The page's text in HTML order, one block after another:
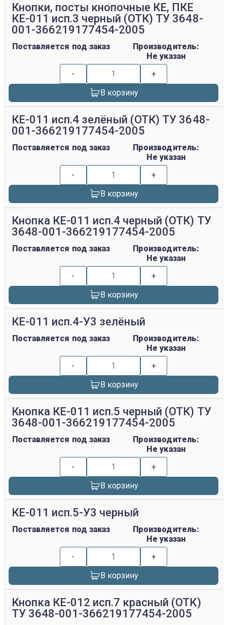
Кнопки, посты кнопочные КЕ, ПКЕ
КЕ-011 исп.3 черный (ОТК) ТУ 3648-
001-366219177454-2005
Поставляется под заказ
Производитель:
Не указан
-
+
В корзину
КЕ-011 исп.4 зелёный (ОТК) ТУ 3648-
001-366219177454-2005
Поставляется под заказ
Производитель:
Не указан
-
+
В корзину
Кнопка КЕ-011 исп.4 черный (ОТК) ТУ
3648-001-366219177454-2005
Поставляется под заказ
Производитель:
Не указан
-
+
В корзину
КЕ-011 исп.4-У3 зелёный
Поставляется под заказ
Производитель:
Не указан
-
+
В корзину
Кнопка КЕ-011 исп.5 черный (ОТК) ТУ
3648-001-366219177454-2005
Поставляется под заказ
Производитель:
Не указан
-
+
В корзину
КЕ-011 исп.5-У3 черный
Поставляется под заказ
Производитель:
Не указан
-
+
В корзину
Кнопка КЕ-012 исп.7 красный (ОТК)
ТУ 3648-001-366219177454-2005